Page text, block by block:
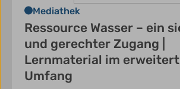
Mediathek
Ressource Wasser – ein
und gerechter Zugang |
Lernmaterial im
Umfang